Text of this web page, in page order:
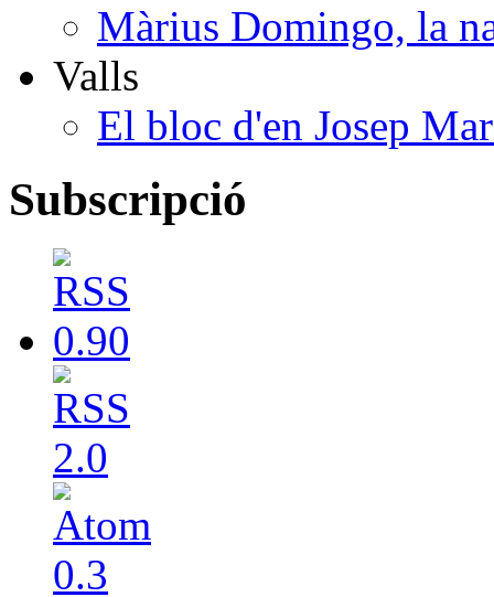
Màrius Domingo, la
Valls
El bloc d'en Josep
Subscripció